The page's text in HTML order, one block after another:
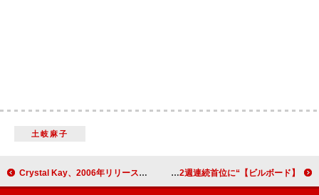
土岐麻子
Crystal Kay、2006年リリース「Kirakuni」ストリーミング解禁 【ビルボード】“ニコニコ VOCALOID SONGS TOP20”、山本「乳首なぞなぞ」2週連続首位に